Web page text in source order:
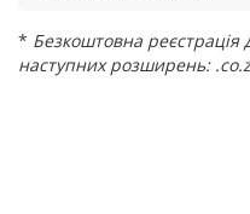
* Безкоштовна
наступних розширень: